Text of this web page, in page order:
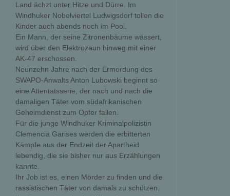
Land ächzt unter Hitze und Dürre. Im
Windhuker Nobelviertel Ludwigsdorf tollen die
Kinder auch abends noch im Pool.
Ein Mann, der seine Zitronenbäume wässert,
wird über den Elektrozaun hinweg mit einer
AK-47 erschossen.
Neunzehn Jahre nach der Ermordung des
SWAPO-Anwalts Anton Lubowski beginnt so
eine Attentatsserie, der nach und nach die
damaligen Täter vom südafrikanischen
Geheimdienst zum Opfer fallen.
Für die junge Windhuker Kriminalpolizistin
Clemencia Garises werden die erbitterten
Kämpfe aus der Endzeit der Apartheid
lebendig, die sie bisher nur aus Erzählungen
kannte.
Ihr Job ist es, einen Mörder zu finden und die
rassistischen Täter von damals zu schützen.